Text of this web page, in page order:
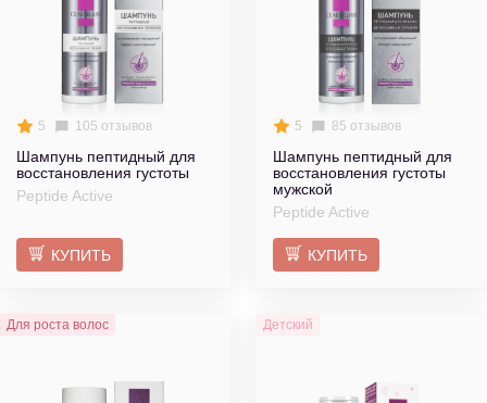
5 105 отзывов
Шампунь пептидный для
восстановления густоты
Peptide Active
КУПИТЬ
5 85 отзывов
Шампунь пептидный для
восстановления густоты
мужской
Peptide Active
КУПИТЬ
Для роста волос Детский